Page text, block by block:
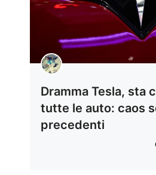
Dramma Tesla, sta
tutte le auto: caos
precedenti